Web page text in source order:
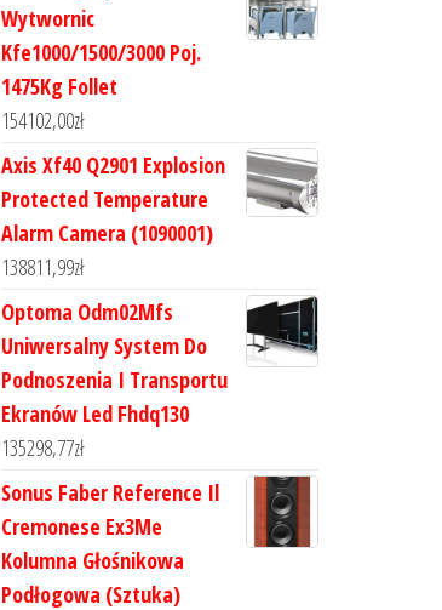
Wytwornic
Kfe1000/1500/3000 Poj.
1475Kg Follet
154102,00zł
Axis Xf40 Q2901 Explosion
Protected Temperature
Alarm Camera (1090001)
138811,99zł
Optoma Odm02Mfs
Uniwersalny System Do
Podnoszenia I Transportu
Ekranów Led Fhdq130
135298,77zł
Sonus Faber Reference Il
Cremonese Ex3Me
Kolumna Głośnikowa
Podłogowa (Sztuka)